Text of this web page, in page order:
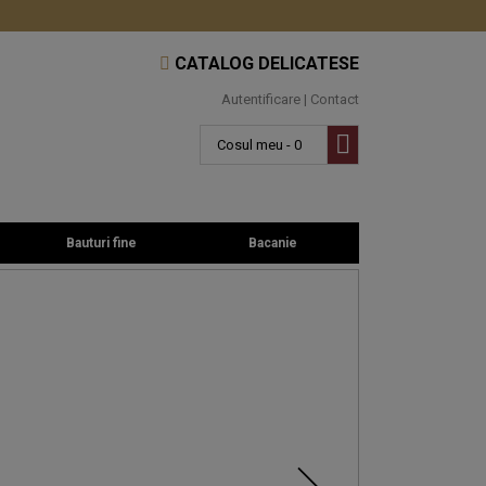
CATALOG DELICATESE
Autentificare | Contact
Cosul meu - 0
Bauturi fine Bacanie